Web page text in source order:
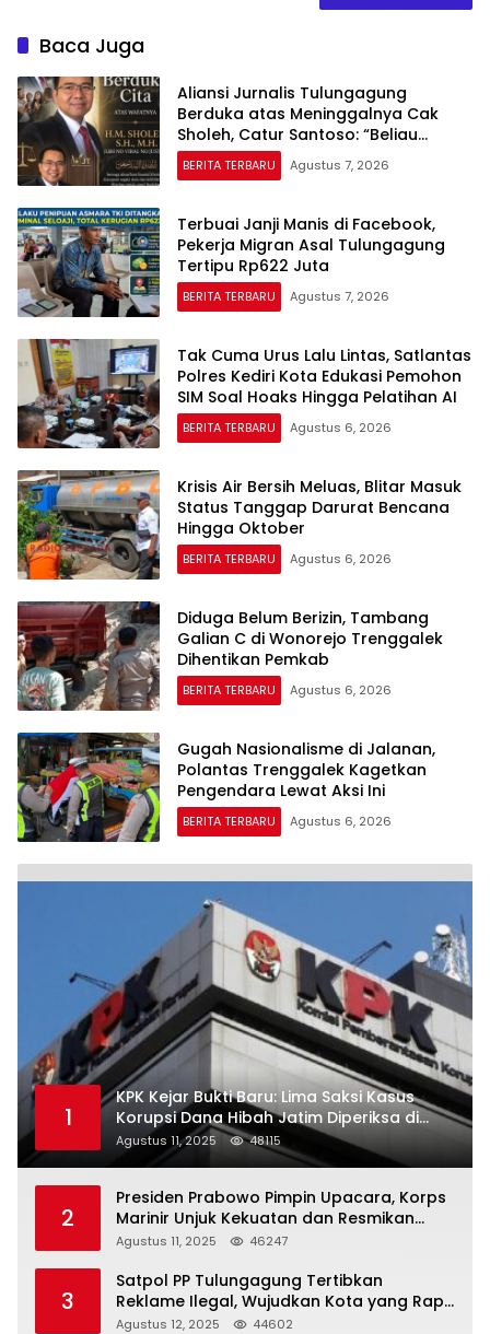
Baca Juga
Aliansi Jurnalis Tulungagung
Berduka atas Meninggalnya Cak
Sholeh, Catur Santoso: “Beliau
Pejuang Keadilan yang Vokal”
BERITA TERBARU Agustus 7, 2026
Terbuai Janji Manis di Facebook,
Pekerja Migran Asal Tulungagung
Tertipu Rp622 Juta
BERITA TERBARU Agustus 7, 2026
Tak Cuma Urus Lalu Lintas, Satlantas
Polres Kediri Kota Edukasi Pemohon
SIM Soal Hoaks Hingga Pelatihan AI
BERITA TERBARU Agustus 6, 2026
Krisis Air Bersih Meluas, Blitar Masuk
Status Tanggap Darurat Bencana
Hingga Oktober
BERITA TERBARU Agustus 6, 2026
Diduga Belum Berizin, Tambang
Galian C di Wonorejo Trenggalek
Dihentikan Pemkab
BERITA TERBARU Agustus 6, 2026
Gugah Nasionalisme di Jalanan,
Polantas Trenggalek Kagetkan
Pengendara Lewat Aksi Ini
BERITA TERBARU Agustus 6, 2026
1
KPK Kejar Bukti Baru: Lima Saksi Kasus
Korupsi Dana Hibah Jatim Diperiksa di
Trenggalek
Agustus 11, 2025 48115
2
Presiden Prabowo Pimpin Upacara, Korps
Marinir Unjuk Kekuatan dan Resmikan
Struktur Baru
Agustus 11, 2025 46247
3
Satpol PP Tulungagung Tertibkan
Reklame Ilegal, Wujudkan Kota yang Rapi
dan Indah
Agustus 12, 2025 44602